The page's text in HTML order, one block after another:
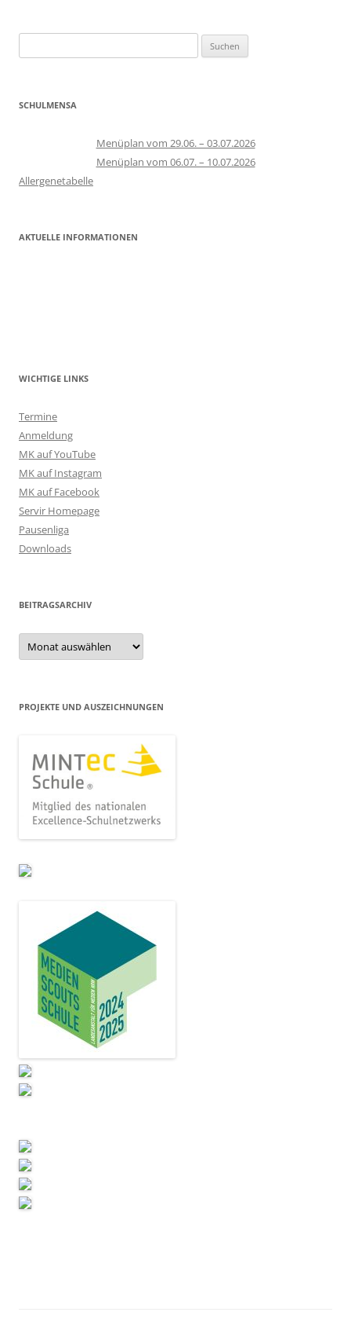
nach:
SCHULMENSA
Menüplan vom 29.06. – 03.07.2026
Menüplan vom 06.07. – 10.07.2026
Allergenetabelle
AKTUELLE INFORMATIONEN
WICHTIGE LINKS
Termine
Anmeldung
MK auf YouTube
MK auf Instagram
MK auf Facebook
Servir Homepage
Pausenliga
Downloads
BEITRAGSARCHIV
Beitragsarchiv
PROJEKTE UND AUSZEICHNUNGEN